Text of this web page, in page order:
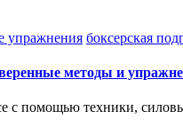
упражнения боксерская
методы и
с помощью техники,